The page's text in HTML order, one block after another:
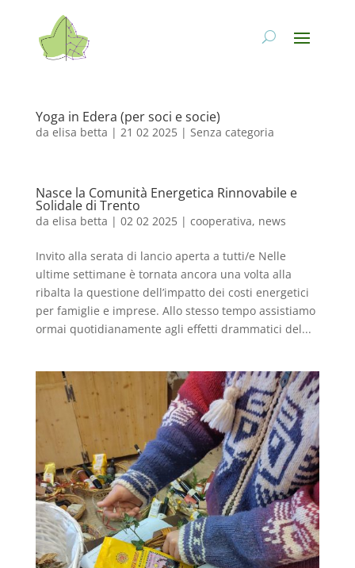
Yoga in Edera (per soci e socie)
da elisa betta | 21 02 2025| Senza categoria
Nasce la Comunità Energetica Rinnovabile e
Solidale di Trento
da elisa betta | 02 02 2025| cooperativa, news
Invito alla serata di lancio aperta a tutti/e Nelle
ultime settimane è tornata ancora una volta alla
ribalta la questione dell’impatto dei costi energetici
per famiglie e imprese. Allo stesso tempo assistiamo
ormai quotidianamente agli effetti drammatici del...